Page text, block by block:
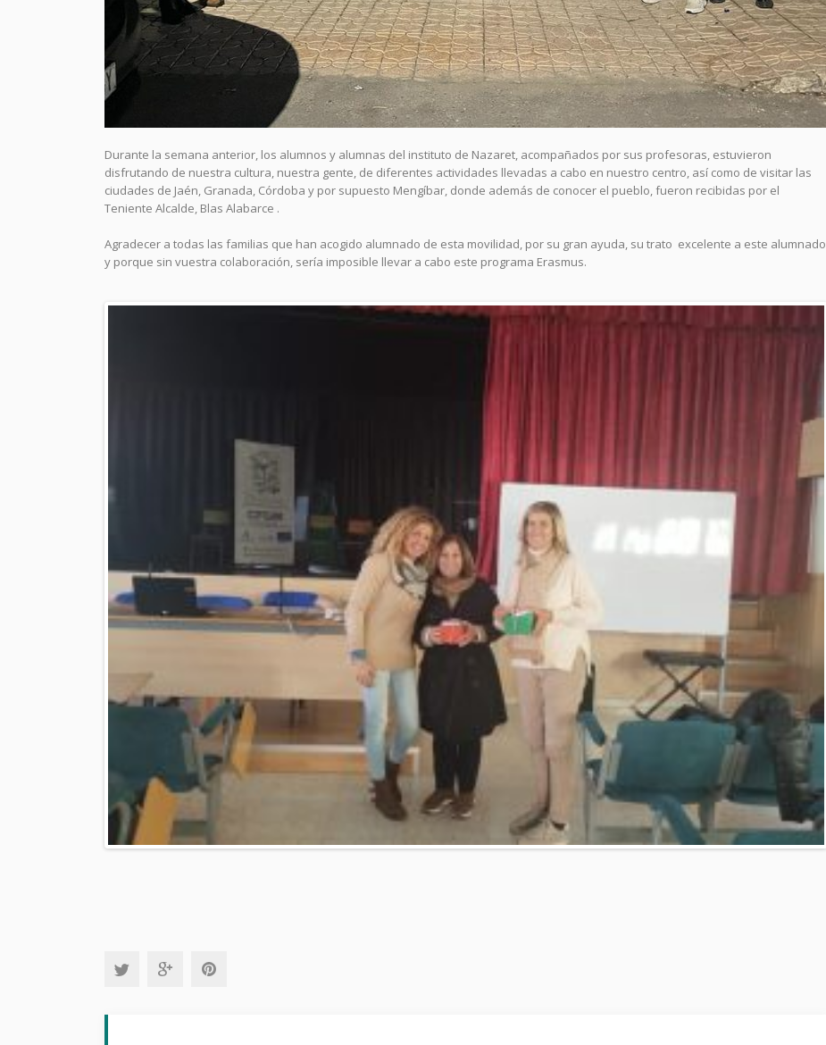
Durante la semana anterior, los alumnos y alumnas del instituto de Nazaret, acompañados por sus profesoras, estuvieron
disfrutando de nuestra cultura, nuestra gente, de diferentes actividades llevadas a cabo en nuestro centro, así como de visitar las
ciudades de Jaén, Granada, Córdoba y por supuesto Mengíbar, donde además de conocer el pueblo, fueron recibidas por el
Teniente Alcalde, Blas Alabarce .
Agradecer a todas las familias que han acogido alumnado de esta movilidad, por su gran ayuda, su trato excelente a este alumnado
y porque sin vuestra colaboración, sería imposible llevar a cabo este programa Erasmus.